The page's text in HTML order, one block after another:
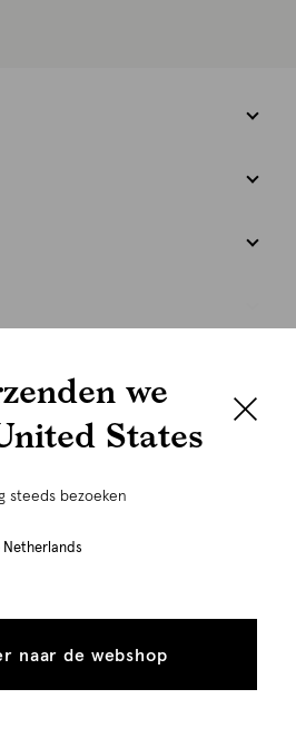
en daarmee vergelijkbare
we
States
steeds bezoeken
Netherlands
naar de webshop